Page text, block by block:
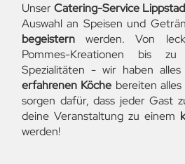
UnserCatering-Service
Auswahl an Speisen und
begeistern werden. Von
Pommes-Kreationen bis
Spezialitäten - wir haben
erfahrenen Köche bereiten
sorgen dafür, dass jeder Gast
deine Veranstaltung zu einem
werden!